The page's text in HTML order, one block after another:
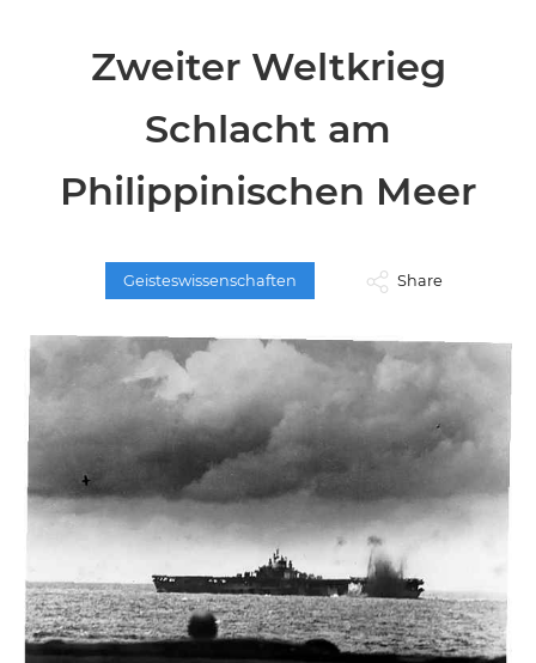
Zweiter Weltkrieg
Schlacht am
Philippinischen Meer
Geisteswissenschaften Share